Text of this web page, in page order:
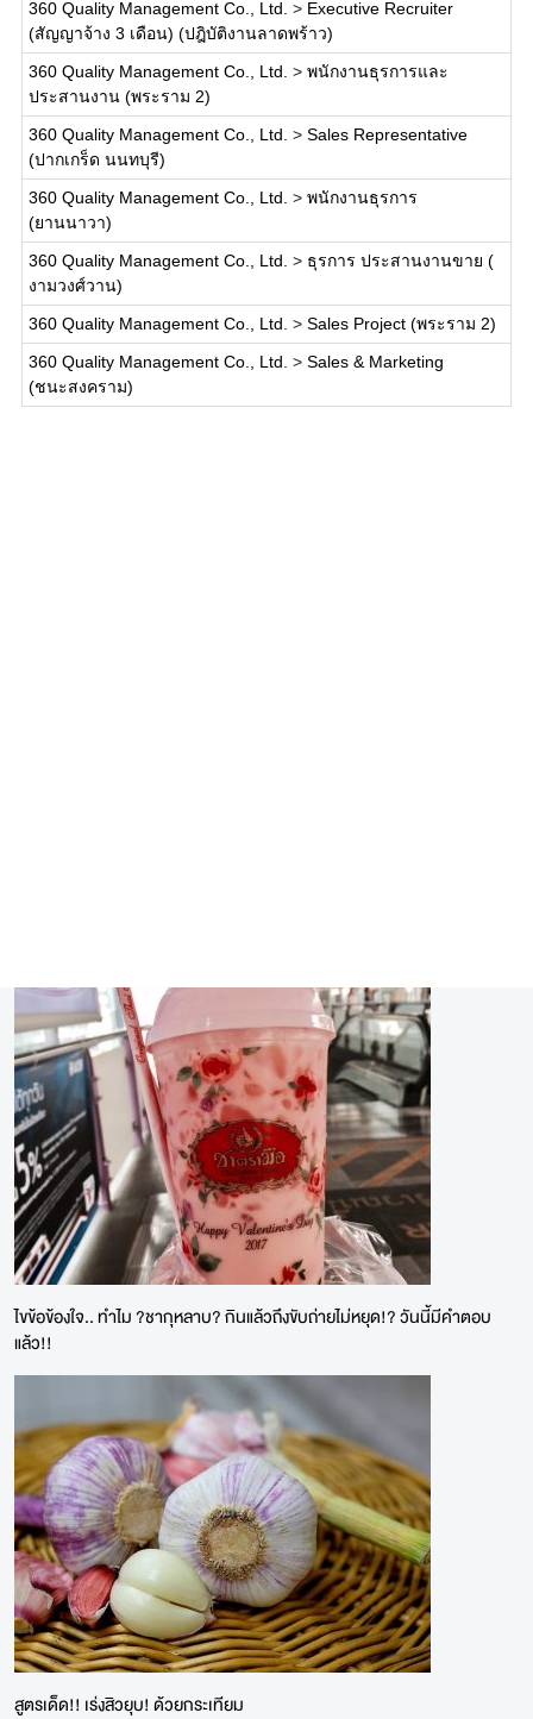
360 Quality Management Co., Ltd. > Executive Recruiter
(สัญญาจ้าง 3 เดือน) (ปฎิบัติงานลาดพร้าว)
360 Quality Management Co., Ltd. > พนักงานธุรการและ
ประสานงาน (พระราม 2)
360 Quality Management Co., Ltd. > Sales Representative
(ปากเกร็ด นนทบุรี)
360 Quality Management Co., Ltd. > พนักงานธุรการ
(ยานนาวา)
360 Quality Management Co., Ltd. > ธุรการ ประสานงานขาย (
งามวงศ์วาน)
360 Quality Management Co., Ltd. > Sales Project (พระราม 2)
360 Quality Management Co., Ltd. > Sales & Marketing
(ชนะสงคราม)
ไขข้อข้องใจ.. ทำไม ?ชากุหลาบ? กินแล้วถึงขับถ่ายไม่หยุด!? วันนี้มีคำตอบ
แล้ว!!
สูตรเด็ด!! เร่งสิวยุบ! ด้วยกระเทียม